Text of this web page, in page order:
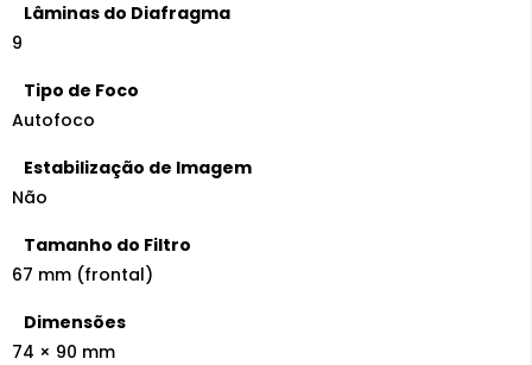
Lâminas do Diafragma
9
Tipo de Foco
Autofoco
Estabilização de Imagem
Não
Tamanho do Filtro
67 mm (frontal)
Dimensões
74 × 90 mm